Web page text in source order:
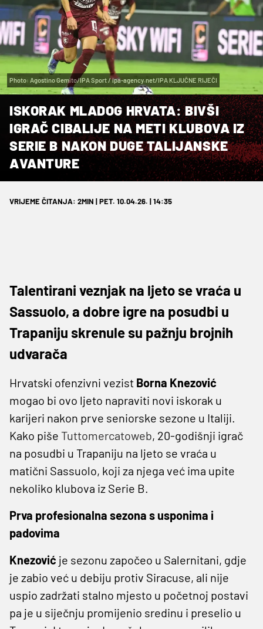
Photo: Agostino Gemito/IPA Sport / ipa-agency.net/IPA KLJUČNE RIJEČI
ISKORAK MLADOG HRVATA: BIVŠI
IGRAČ CIBALIJE NA METI KLUBOVA IZ
SERIE B NAKON DUGE TALIJANSKE
AVANTURE
VRIJEME ČITANJA: 2MIN | PET. 10.04.26. | 14:35
Talentirani veznjak na ljeto se vraća u
Sassuolo, a dobre igre na posudbi u
Trapaniju skrenule su pažnju brojnih
udvarača
Hrvatski ofenzivni vezist Borna Knezović
mogao bi ovo ljeto napraviti novi iskorak u
karijeri nakon prve seniorske sezone u Italiji.
Kako piše Tuttomercatoweb, 20-godišnji igrač
na posudbi u Trapaniju na ljeto se vraća u
matični Sassuolo, koji za njega već ima upite
nekoliko klubova iz Serie B.
Prva profesionalna sezona s usponima i
padovima
Knezović je sezonu započeo u Salernitani, gdje
je zabio već u debiju protiv Siracuse, ali nije
uspio zadržati stalno mjesto u početnoj postavi
pa je u siječnju promijenio sredinu i preselio u